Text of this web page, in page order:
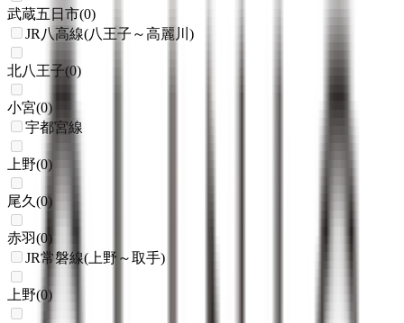
武蔵五日市(0)
JR八高線(八王子～高麗川)
北八王子(0)
小宮(0)
宇都宮線
上野(0)
尾久 (0)
赤羽(0)
JR常磐線(上野～取手)
上野(0)